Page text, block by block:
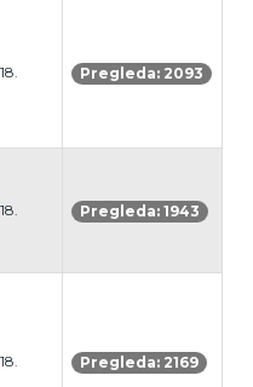
Pregleda: 2093
Pregleda: 1943
Pregleda: 2169